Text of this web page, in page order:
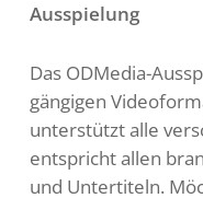
Ausspielung
Das ODMedia-
gängigen
unterstützt alle
entspricht allen
und Untertiteln.